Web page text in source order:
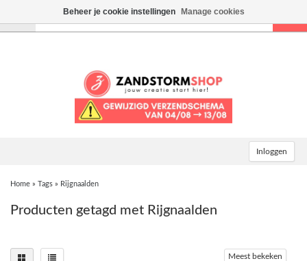
Inloggen
Home » Tags » Rijgnaalden
Producten getagd met Rijgnaalden
Meest bekeken
Beheer je cookie instellingen Manage cookies